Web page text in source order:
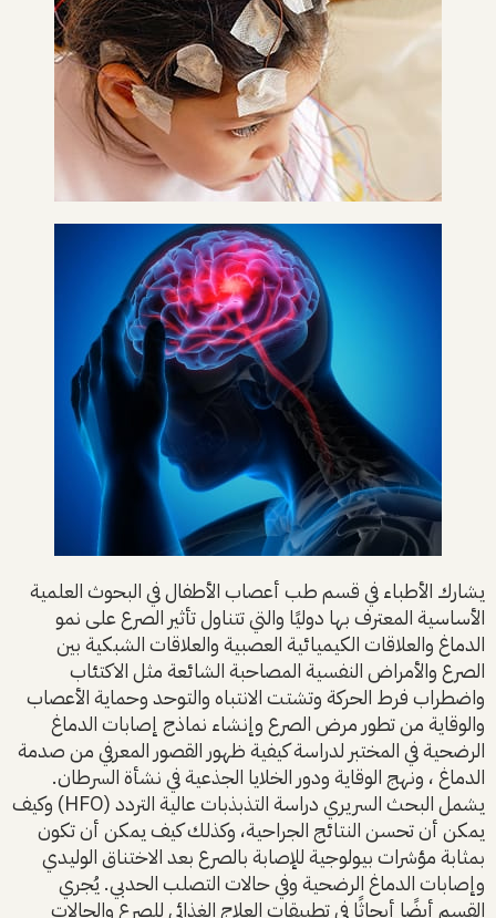
يشارك الأطباء في قسم طب أعصاب الأطفال في البحوث العلمية
الأساسية المعترف بها دوليًا والتي تتناول تأثير الصرع على نمو
الدماغ والعلاقات الكيميائية العصبية والعلاقات الشبكية بين
الصرع والأمراض النفسية المصاحبة الشائعة مثل الاكتئاب
واضطراب فرط الحركة وتشتت الانتباه والتوحد وحماية الأعصاب
والوقاية من تطور مرض الصرع وإنشاء نماذج إصابات الدماغ
الرضحية في المختبر لدراسة كيفية ظهور القصور المعرفي من صدمة
الدماغ ، ونهج الوقاية ودور الخلايا الجذعية في نشأة السرطان.
يشمل البحث السريري دراسة التذبذبات عالية التردد (HFO) وكيف
يمكن أن تحسن النتائج الجراحية، وكذلك كيف يمكن أن تكون
بمثابة مؤشرات بيولوجية للإصابة بالصرع بعد الاختناق الوليدي
وإصابات الدماغ الرضحية وفي حالات التصلب الحدبي. يُجري
القسم أيضًا أبحاثًا في تطبيقات العلاج الغذائي للصرع والحالات